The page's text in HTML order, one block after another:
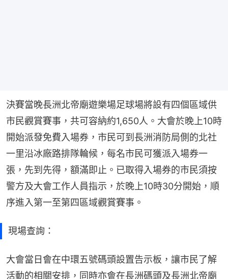
決賽當晚長洲北帝廟遊樂場足球場將設有四個區域供
市民觀賞賽事，共可容納約1,650人。大會於晚上10時
開始派發免費入場券，市民可到長洲消防局側的北社
一里沿冰廠路排隊輪候，每名市民可獲派入場券一
張，先到先得，額滿即止。已取得入場券的市民須按
警方及大會工作人員指示，於晚上10時30分開始，順
序進入第一至第四區域觀賞賽事。
現場查詢：
大會當日會在中環五號碼頭設置告示板，讓市民了解
活動的相關安排，同時亦會在長洲碼頭及長洲北帝廟